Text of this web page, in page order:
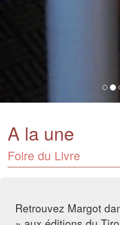
A la une
Foire du Livre
Retrouvez Margot